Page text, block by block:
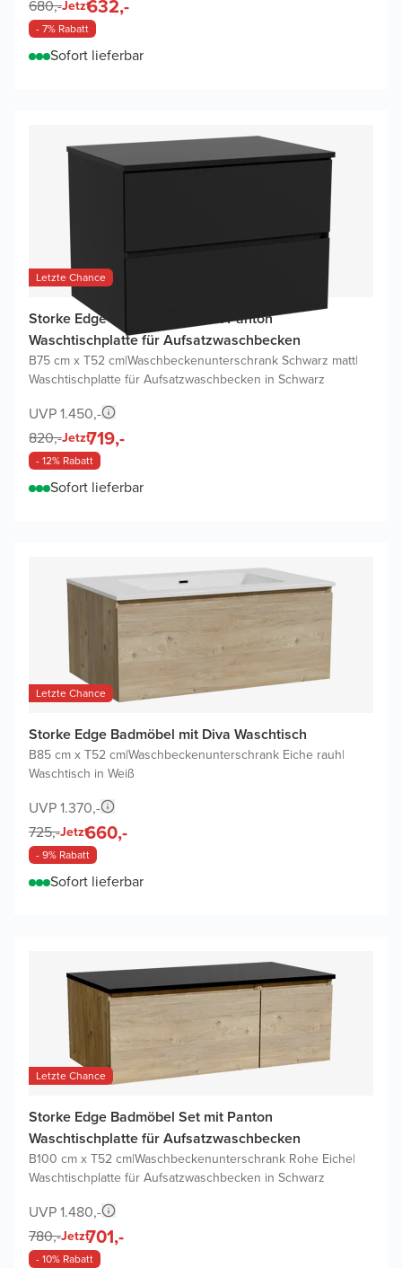
680,-Jetzt632,-
- 7% Rabatt
Sofort lieferbar
Letzte Chance
Storke Edge Badmöbel Set mit Panton
Waschtischplatte für Aufsatzwaschbecken
B75 cm x T52 cm|Waschbeckenunterschrank Schwarz matt|
Waschtischplatte für Aufsatzwaschbecken in Schwarz
UVP 1.450,-
820,-Jetzt719,-
- 12% Rabatt
Sofort lieferbar
Letzte Chance
Storke Edge Badmöbel mit Diva Waschtisch
B85 cm x T52 cm|Waschbeckenunterschrank Eiche rauh|
Waschtisch in Weiß
UVP 1.370,-
725,-Jetzt660,-
- 9% Rabatt
Sofort lieferbar
Letzte Chance
Storke Edge Badmöbel Set mit Panton
Waschtischplatte für Aufsatzwaschbecken
B100 cm x T52 cm|Waschbeckenunterschrank Rohe Eiche|
Waschtischplatte für Aufsatzwaschbecken in Schwarz
UVP 1.480,-
780,-Jetzt701,-
- 10% Rabatt